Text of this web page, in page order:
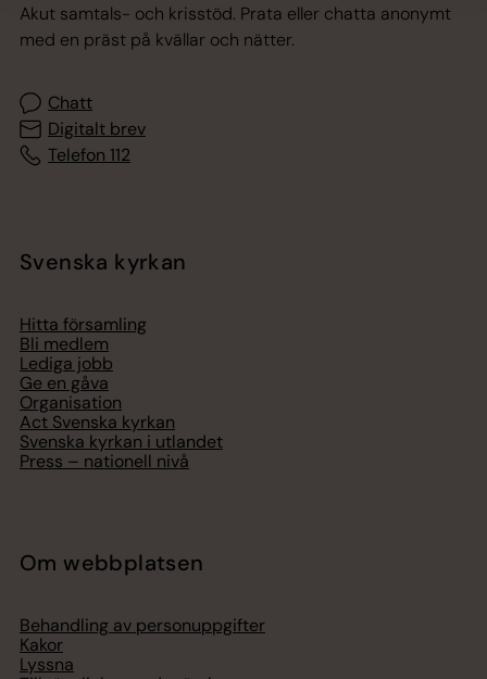
Akut samtals- och krisstöd. Prata eller chatta anonymt
med en präst på kvällar och nätter.
Chatt
Digitalt brev
Telefon 112
Svenska kyrkan
Hitta församling
Bli medlem
Lediga jobb
Ge en gåva
Organisation
Act Svenska kyrkan
Svenska kyrkan i utlandet
Press – nationell nivå
Om webbplatsen
Behandling av personuppgifter
Kakor
Lyssna